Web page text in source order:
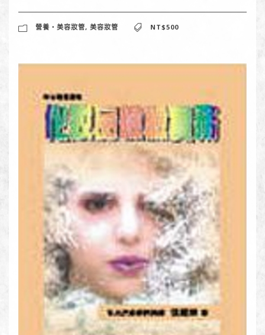
營養‧美容妝管, 美容妝管 NT$500